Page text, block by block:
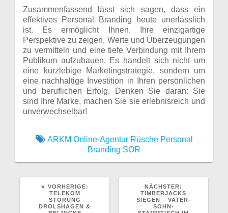
Zusammenfassend lässt sich sagen, dass ein
effektives Personal Branding heute unerlässlich
ist. Es ermöglicht Ihnen, Ihre einzigartige
Perspektive zu zeigen, Werte und Überzeugungen
zu vermitteln und eine tiefe Verbindung mit Ihrem
Publikum aufzubauen. Es handelt sich nicht um
eine kurzlebige Marketingstrategie, sondern um
eine nachhaltige Investition in Ihren persönlichen
und beruflichen Erfolg. Denken Sie daran: Sie
sind Ihre Marke, machen Sie sie erlebnisreich und
unverwechselbar!
ARKM Online-Agentur Rüsche Personal
Branding SOR
VORHERIGE:
TELEKOM
STÖRUNG
DROLSHAGEN &
NÄCHSTER:
BEITRAG:
TIMBERJACKS
SIEGEN – VATER-
SOHN-